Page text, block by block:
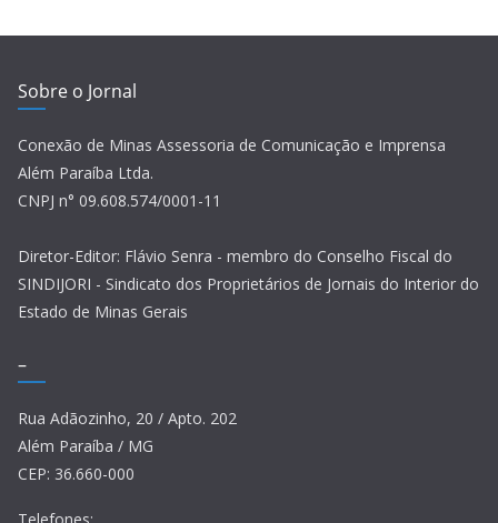
Sobre o Jornal
Conexão de Minas Assessoria de Comunicação e Imprensa
Além Paraíba Ltda.
CNPJ n° 09.608.574/0001-11
Diretor-Editor: Flávio Senra - membro do Conselho Fiscal do
SINDIJORI - Sindicato dos Proprietários de Jornais do Interior do
Estado de Minas Gerais
–
Rua Adãozinho, 20 / Apto. 202
Além Paraíba / MG
CEP: 36.660-000